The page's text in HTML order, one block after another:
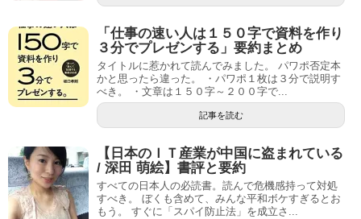
「仕事の速い人は１５０字で資料を作り
３分でプレゼンする」要約まとめ
タイトルに惹かれて読んでみました。 パワポ否定本
かと思ったら違った。 ・パワポ１枚は３分で説明す
べき。 ・文章は１５０字～２００字で...
記事を読む
【日本のＩＴ産業が中国に盗まれている
/ 深田 萌絵】書評と要約
すべての日本人の必読書。読んで危機感持って対処
すべき。 ぼくも含めて、みんな平和ボケすぎるとお
もう。 すぐに「スパイ防止法」を成立さ...